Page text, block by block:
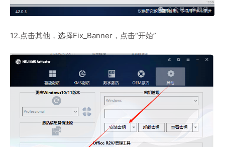
12.点击其他，选择Fix_Banner，点击“开始”